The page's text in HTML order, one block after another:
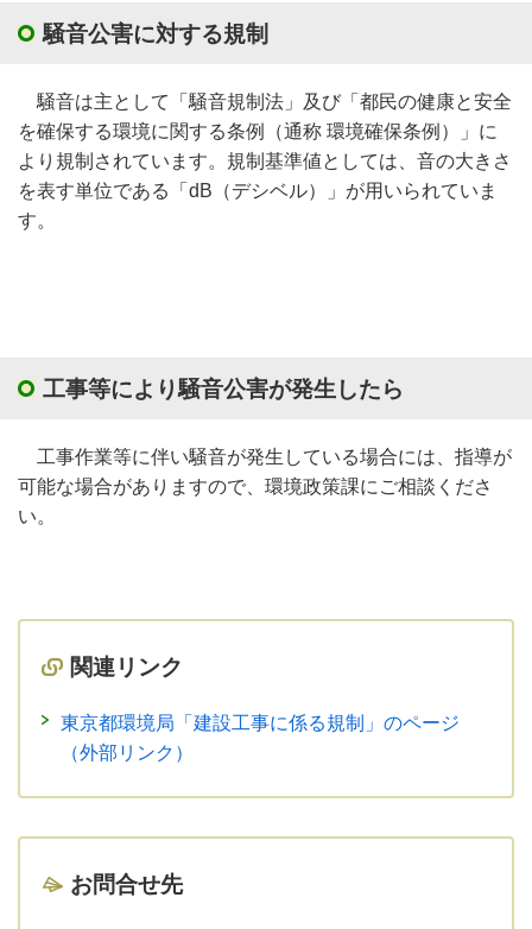
騒音公害に対する規制
騒音は主として「騒音規制法」及び「都民の健康と安全
を確保する環境に関する条例（通称 環境確保条例）」に
より規制されています。規制基準値としては、音の大きさ
を表す単位である「dB（デシベル）」が用いられていま
す。
工事等により騒音公害が発生したら
工事作業等に伴い騒音が発生している場合には、指導が
可能な場合がありますので、環境政策課にご相談くださ
い。
関連リンク
東京都環境局「建設工事に係る規制」のページ
（外部リンク）
お問合せ先